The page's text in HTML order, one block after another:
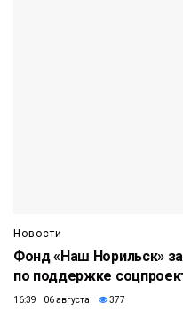
Новости
Фонд «Наш Норильск»
по поддержке
16:39 06 августа 377